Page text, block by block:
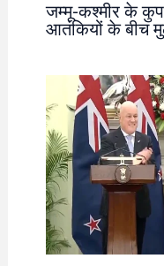
जम्मू-कश्मीर के
आतंकियों के बीच